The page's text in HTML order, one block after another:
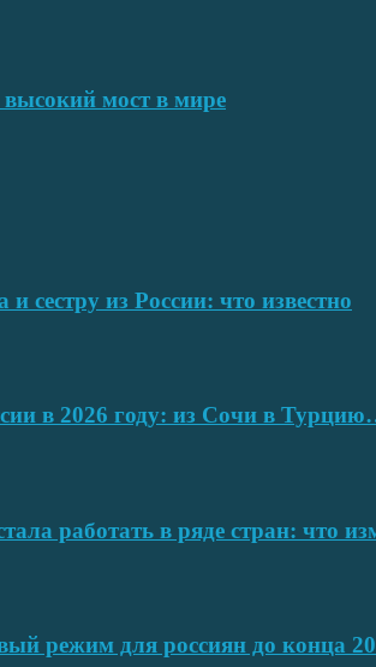
мост в мире
сестру из России: что известно
в 2026 году: из Сочи в
работать в ряде стран: что
режим для россиян до конца